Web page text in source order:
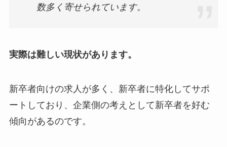
数多く寄せられています。
実際は難しい現状があります。
新卒者向けの求人が多く、新卒者に特化してサポ
ートしており、企業側の考えとして新卒者を好む
傾向があるのです。